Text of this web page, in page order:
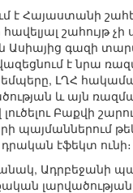
է Հայաստանի
շահույթ
գազի
է նրա
ԼՂՀ
և այն
Բաքվի
պայմաններում
էֆեկտ ունի։
Ադրբեջանի
լարվածության